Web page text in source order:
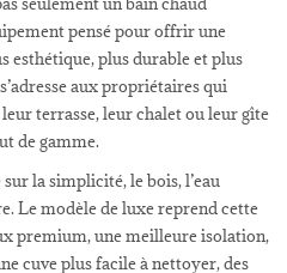
pensé pour offrir une
esthétique, plus durable et plus
aux propriétaires qui
terrasse, leur chalet ou leur gîte
de gamme.
la simplicité, le bois, l’eau
Le modèle de luxe reprend cette
premium, une meilleure isolation,
cuve plus facile à nettoyer, des